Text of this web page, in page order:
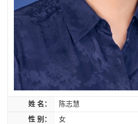
姓 名： 陈志慧
性 别： 女